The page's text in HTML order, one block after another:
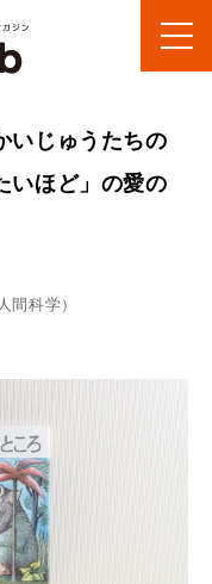
いじゅうたちの
いほど」の愛の
間科学）